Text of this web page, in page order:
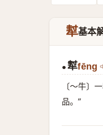
犎基本
● 犎fēng
〔～牛〕
品。”